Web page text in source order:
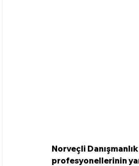
Norveçli
profesyonellerinin